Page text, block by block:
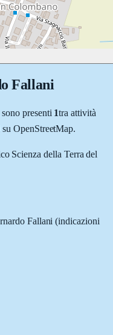
Fallani
sono presenti 1tra attività
OpenStreetMap.
Scienza della Terra del
Fallani (indicazioni